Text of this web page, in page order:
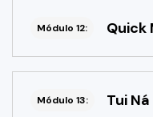
Módulo 12: Quick
Módulo 13: Tui Ná